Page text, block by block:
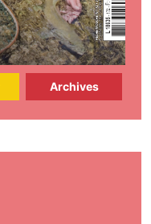
Archives